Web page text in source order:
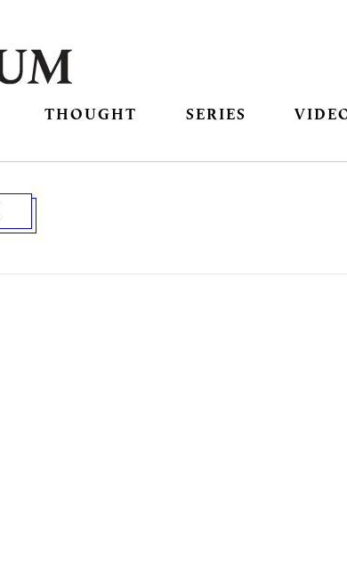
THOUGHT SERIES